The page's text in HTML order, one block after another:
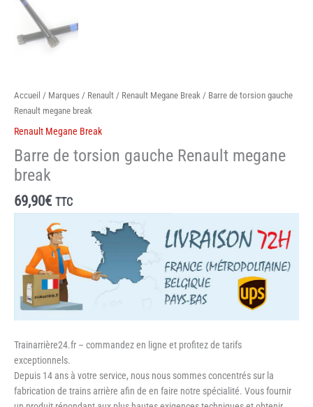
Accueil / Marques / Renault / Renault Megane Break / Barre de torsion gauche
Renault megane break
Renault Megane Break
Barre de torsion gauche Renault megane
break
69,90€ TTC
Trainarrière24.fr – commandez en ligne et profitez de tarifs
exceptionnels.
Depuis 14 ans à votre service, nous nous sommes concentrés sur la
fabrication de trains arrière afin de en faire notre spécialité. Vous fournir